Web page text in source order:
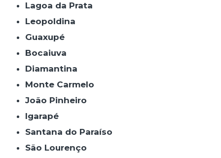
Lagoa da Prata
Leopoldina
Guaxupé
Bocaiuva
Diamantina
Monte Carmelo
João Pinheiro
Igarapé
Santana do Paraíso
São Lourenço